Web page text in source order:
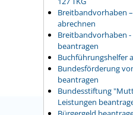
Breitbandvorhaben
abrechnen
Breitbandvorhaben
beantragen
Buchführungshelfer
Bundesförderung
beantragen
Bundesstiftung
Leistungen